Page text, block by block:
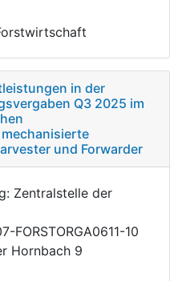
in der
Q3 2025 im
und Forwarder
Zentralstelle der
FORSTORGA0611-10
Hornbach 9